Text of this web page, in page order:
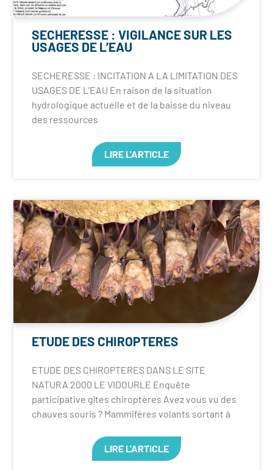
SECHERESSE : VIGILANCE SUR LES
USAGES DE L’EAU
SECHERESSE : INCITATION A LA LIMITATION DES
USAGES DE L’EAU En raison de la situation
hydrologique actuelle et de la baisse du niveau
des ressources
LIRE L'ARTICLE
ETUDE DES CHIROPTERES
ETUDE DES CHIROPTERES DANS LE SITE
NATURA 2000 LE VIDOURLE Enquête
participative gîtes chiroptères Avez vous vu des
chauves souris ? Mammifères volants sortant à
LIRE L'ARTICLE